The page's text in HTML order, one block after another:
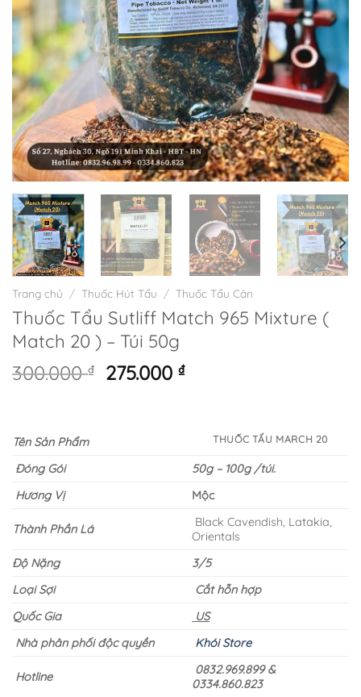
Trang chủ / Thuốc Hút Tẩu / Thuốc Tẩu Cân
Thuốc Tẩu Sutliff Match 965 Mixture (
Match 20 ) – Túi 50g
300.000₫
Giá
275.000₫Giá
275.000 ₫.
Tên Sản Phẩm THUỐC TẨU MARCH 20
Đóng Gói
50g – 100g /túi.
Hương Vị
Mộc
Thành Phần Lá
Black Cavendish, Latakia,
Orientals
Độ Nặng
3/5
Loại Sợi
Cắt hỗn hợp
Quốc Gia
US
Nhà phân phối độc quyền
Khói Store
Hotline
0832.969.899 &
0334.860.823